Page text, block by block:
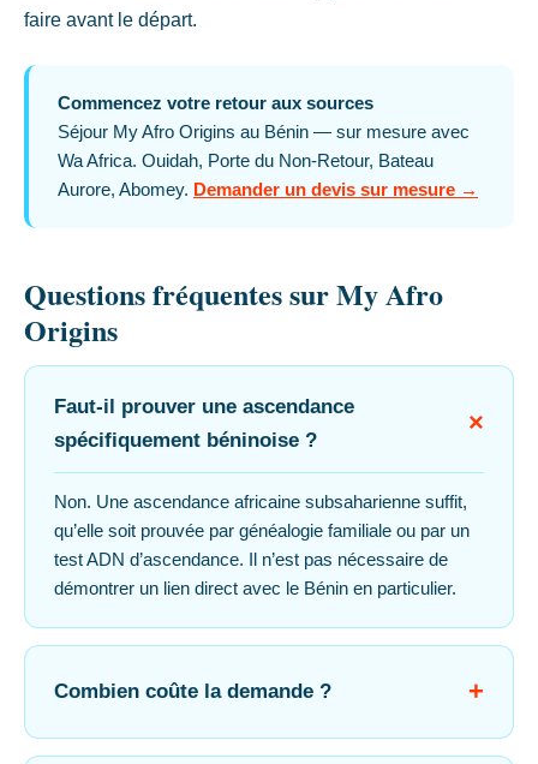
faire avant le départ.
Commencez votre retour aux sources
Séjour My Afro Origins au Bénin — sur mesure avec
Wa Africa. Ouidah, Porte du Non-Retour, Bateau
Aurore, Abomey. Demander un devis sur mesure →
Questions fréquentes sur My Afro
Origins
Faut-il prouver une ascendance
spécifiquement béninoise ?
Non. Une ascendance africaine subsaharienne suffit,
qu’elle soit prouvée par généalogie familiale ou par un
test ADN d’ascendance. Il n’est pas nécessaire de
démontrer un lien direct avec le Bénin en particulier.
Combien coûte la demande ?